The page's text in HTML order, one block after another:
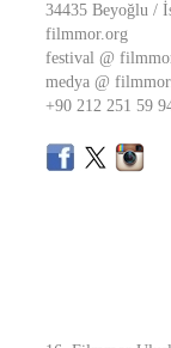
34435 Beyoğlu /
filmmor.org
festival @
medya @
+90 212 251 59